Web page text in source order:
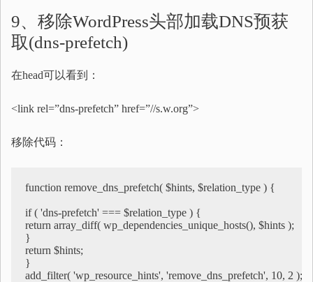
9、移除WordPress头部加载DNS预获
取(dns-prefetch)
在head可以看到：
<link rel=”dns-prefetch” href=”//s.w.org”>
移除代码：
function remove_dns_prefetch( $hints, $relation_type ) {
if ( 'dns-prefetch' === $relation_type ) {
return array_diff( wp_dependencies_unique_hosts(), $hints );
}
return $hints;
}
add_filter( 'wp_resource_hints', 'remove_dns_prefetch', 10, 2 );